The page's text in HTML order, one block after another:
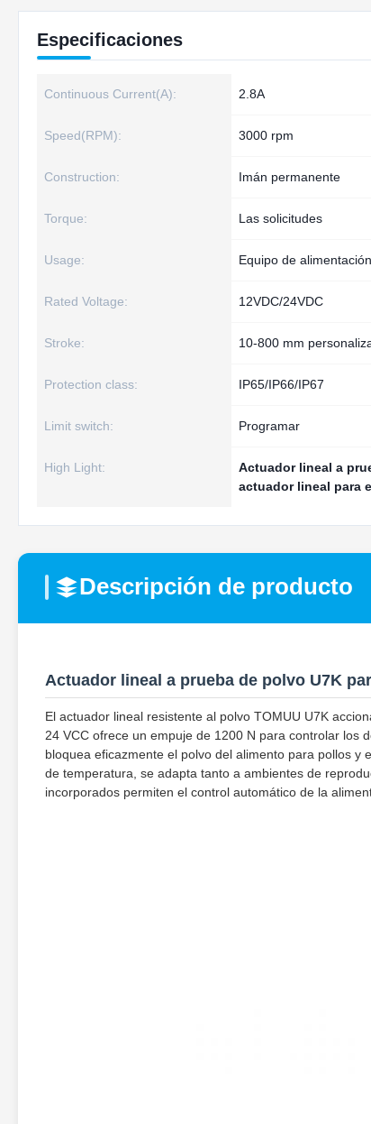
Especificaciones
Continuous Current(A): 2.8A
Speed(RPM): 3000 rpm
Construction: Imán permanente
Torque: Las solicitudes
Usage: Equipo de
Rated Voltage: 12VDC/24VDC
Stroke: 10-800 mm
Protection class: IP65/IP66/IP67
Limit switch: Programar
High Light: Actuador lineal a
actuador lineal para
Descripción de producto
Actuador lineal a prueba de polvo U7K
El actuador lineal resistente al polvo TOMUU U7K
24 VCC ofrece un empuje de 1200 N para controlar los
bloquea eficazmente el polvo del alimento para pollos
de temperatura, se adapta tanto a ambientes de
incorporados permiten el control automático de la